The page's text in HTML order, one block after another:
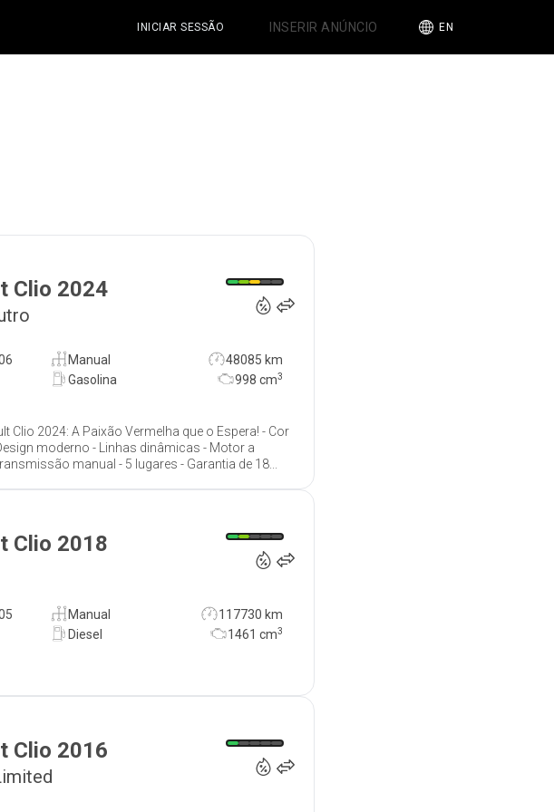
INICIAR SESSÃO INSERIR ANÚNCIO EN
Clio 2024
Manual
48085 km
Gasolina 998 cm3
Clio 2024: A Paixão Vermelha que o Espera! - Cor
moderno - Linhas dinâmicas - Motor a
manual - 5 lugares - Garantia de 18...
Clio 2018
Manual
117730 km
Diesel 1461 cm3
Clio 2016